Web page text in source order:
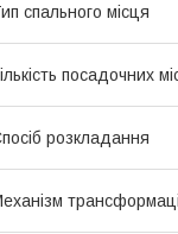
спального місця
посадочних
розкладання